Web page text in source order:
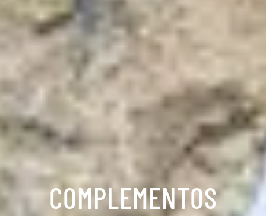
COMPLEMENTOS